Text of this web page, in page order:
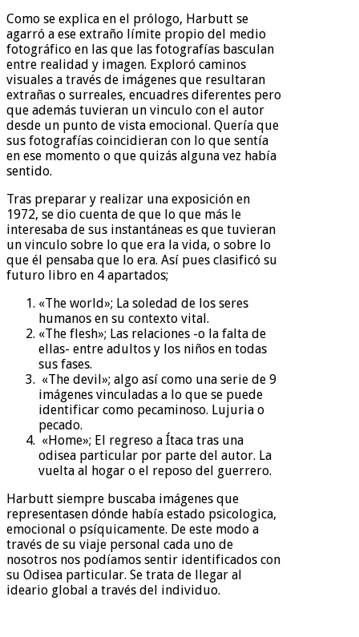
Como se explica en el prólogo, Harbutt se
agarró a ese extraño límite propio del medio
fotográfico en las que las fotografías basculan
entre realidad y imagen. Exploró caminos
visuales a través de imágenes que resultaran
extrañas o surreales, encuadres diferentes pero
que además tuvieran un vinculo con el autor
desde un punto de vista emocional. Quería que
sus fotografías coincidieran con lo que sentía
en ese momento o que quizás alguna vez había
sentido.
Tras preparar y realizar una exposición en
1972, se dio cuenta de que lo que más le
interesaba de sus instantáneas es que tuvieran
un vinculo sobre lo que era la vida, o sobre lo
que él pensaba que lo era. Así pues clasificó su
futuro libro en 4 apartados;
«The world»; La soledad de los seres
humanos en su contexto vital.
«The flesh»; Las relaciones -o la falta de
ellas- entre adultos y los niños en todas
sus fases.
«The devil»; algo así como una serie de 9
imágenes vinculadas a lo que se puede
identificar como pecaminoso. Lujuria o
pecado.
«Home»; El regreso a Ítaca tras una
odisea particular por parte del autor. La
vuelta al hogar o el reposo del guerrero.
Harbutt siempre buscaba imágenes que
representasen dónde había estado psicologica,
emocional o psíquicamente. De este modo a
través de su viaje personal cada uno de
nosotros nos podíamos sentir identificados con
su Odisea particular. Se trata de llegar al
ideario global a través del individuo.